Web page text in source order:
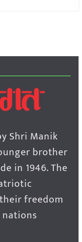
Shri Manik
brother
in 1946. The
freedom